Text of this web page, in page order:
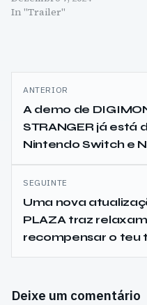
In "Trailer"
Navegação
de
artigos
ANTERIOR
A demo de
STRANGER já está
Nintendo Switch e
SEGUINTE
Uma nova
PLAZA traz
recompensar o teu
Deixe um comentário